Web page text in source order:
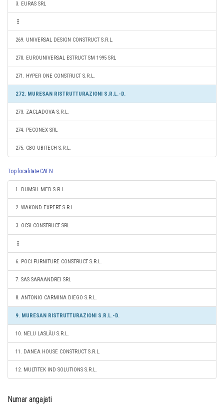
3. EURAS SRL
269. UNIVERSAL DESIGN CONSTRUCT S.R.L.
270. EUROUNIVERSAL ESTRUCT SM 1995 SRL
271. HYPER ONE CONSTRUCT S.R.L.
272. MURESAN RISTRUTTURAZIONI S.R.L.-D.
273. ZACLADOVA S.R.L.
274. PECONEX SRL
275. CBO UBITECH S.R.L.
Top localitate CAEN
1. DUMSIL MED S.R.L.
2. WAKOND EXPERT S.R.L.
3. OCSI CONSTRUCT SRL
6. POCI FURNITURE CONSTRUCT S.R.L.
7. SAS SARAANDREI SRL
8. ANTONIO CARMINA DIEGO S.R.L.
9. MURESAN RISTRUTTURAZIONI S.R.L.-D.
10. NELU LASLĂU S.R.L.
11. DANEA HOUSE CONSTRUCT S.R.L.
12. MULTITEK IND SOLUTIONS S.R.L.
Numar angajati